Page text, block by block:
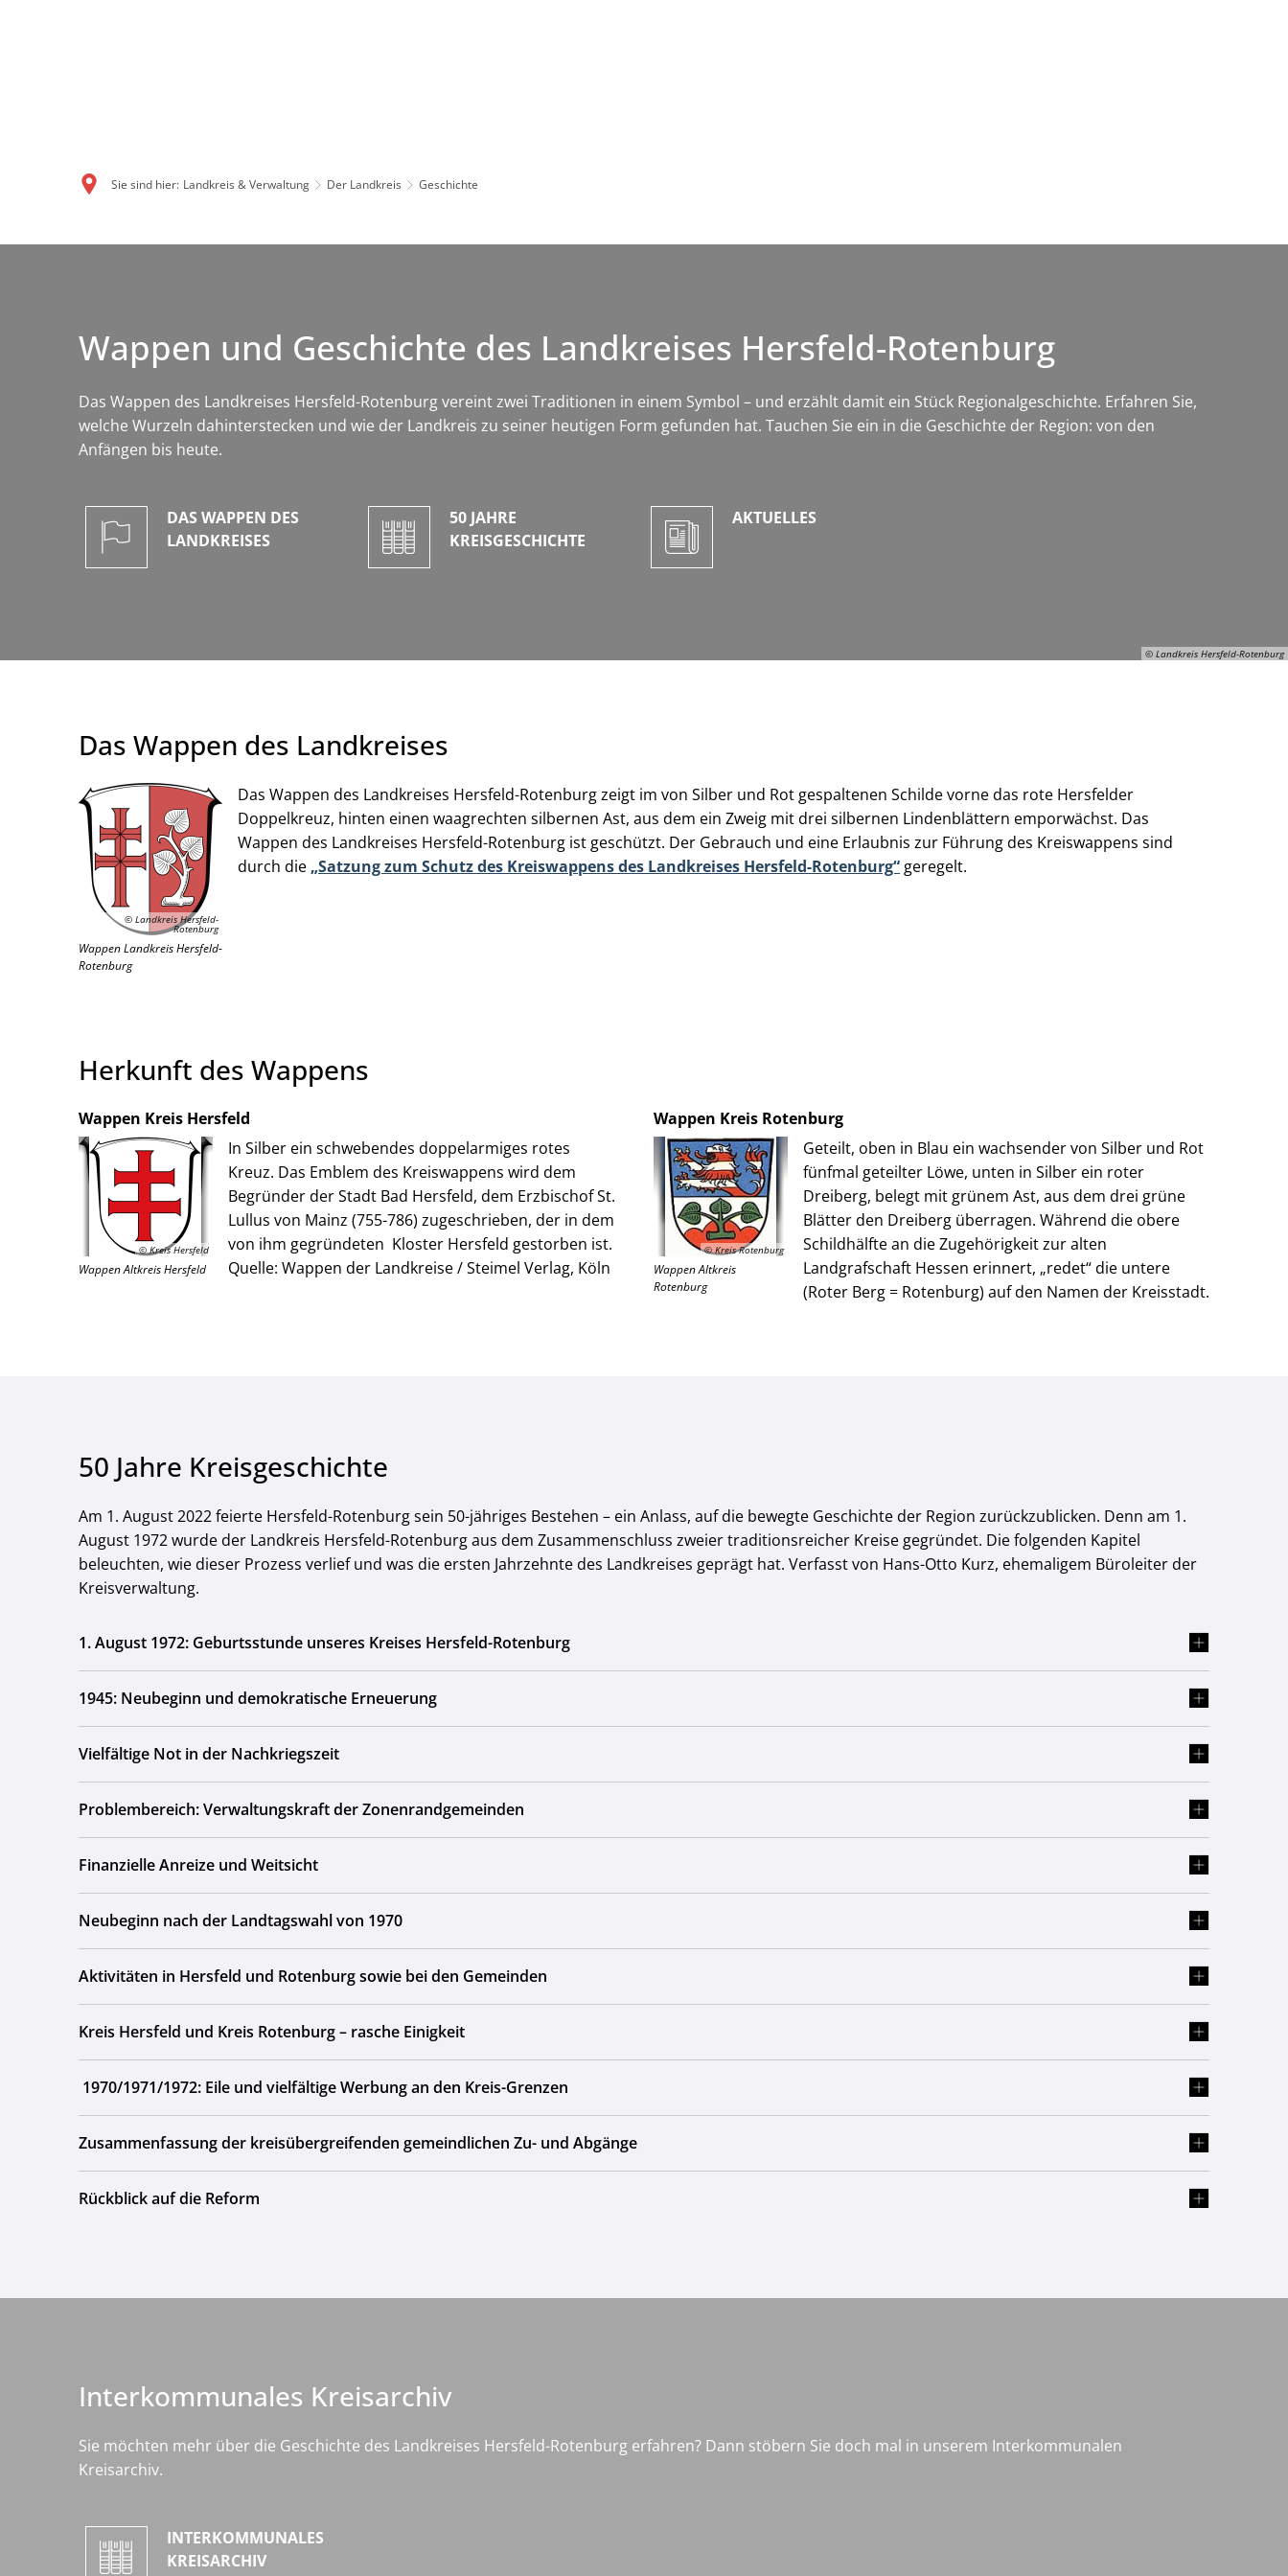
Sie sind hier: Landkreis & Verwaltung Der Landkreis Geschichte
© Landkreis Hersfeld-Rotenburg
Wappen und Geschichte des Landkreises Hersfeld-Rotenburg
Das Wappen des Landkreises Hersfeld-Rotenburg vereint zwei Traditionen in einem Symbol – und erzählt damit ein Stück Regionalgeschichte. Erfahren Sie,
welche Wurzeln dahinterstecken und wie der Landkreis zu seiner heutigen Form gefunden hat. Tauchen Sie ein in die Geschichte der Region: von den
Anfängen bis heute.
DAS WAPPEN DES
LANDKREISES
50 JAHRE
KREISGESCHICHTE
AKTUELLES
Das Wappen des Landkreises
© Landkreis Hersfeld-
Rotenburg
Wappen Landkreis Hersfeld-
Rotenburg
Das Wappen des Landkreises Hersfeld-Rotenburg zeigt im von Silber und Rot gespaltenen Schilde vorne das rote Hersfelder
Doppelkreuz, hinten einen waagrechten silbernen Ast, aus dem ein Zweig mit drei silbernen Lindenblättern emporwächst. Das
Wappen des Landkreises Hersfeld-Rotenburg ist geschützt. Der Gebrauch und eine Erlaubnis zur Führung des Kreiswappens sind
durch die „Satzung zum Schutz des Kreiswappens des Landkreises Hersfeld-Rotenburg“ geregelt.
Herkunft des Wappens
Wappen Kreis Hersfeld
© Kreis Hersfeld
Wappen Altkreis Hersfeld
In Silber ein schwebendes doppelarmiges rotes
Kreuz. Das Emblem des Kreiswappens wird dem
Begründer der Stadt Bad Hersfeld, dem Erzbischof St.
Lullus von Mainz (755-786) zugeschrieben, der in dem
von ihm gegründeten Kloster Hersfeld gestorben ist.
Quelle: Wappen der Landkreise / Steimel Verlag, Köln
Wappen Kreis Rotenburg
© Kreis Rotenburg
Wappen Altkreis
Rotenburg
Geteilt, oben in Blau ein wachsender von Silber und Rot
fünfmal geteilter Löwe, unten in Silber ein roter
Dreiberg, belegt mit grünem Ast, aus dem drei grüne
Blätter den Dreiberg überragen. Während die obere
Schildhälfte an die Zugehörigkeit zur alten
Landgrafschaft Hessen erinnert, „redet“ die untere
(Roter Berg = Rotenburg) auf den Namen der Kreisstadt.
50 Jahre Kreisgeschichte
Am 1. August 2022 feierte Hersfeld-Rotenburg sein 50-jähriges Bestehen – ein Anlass, auf die bewegte Geschichte der Region zurückzublicken. Denn am 1.
August 1972 wurde der Landkreis Hersfeld-Rotenburg aus dem Zusammenschluss zweier traditionsreicher Kreise gegründet. Die folgenden Kapitel
beleuchten, wie dieser Prozess verlief und was die ersten Jahrzehnte des Landkreises geprägt hat. Verfasst von Hans-Otto Kurz, ehemaligem Büroleiter der
Kreisverwaltung.
1. August 1972: Geburtsstunde unseres Kreises Hersfeld-Rotenburg
1945: Neubeginn und demokratische Erneuerung
Vielfältige Not in der Nachkriegszeit
Problembereich: Verwaltungskraft der Zonenrandgemeinden
Finanzielle Anreize und Weitsicht
Neubeginn nach der Landtagswahl von 1970
Aktivitäten in Hersfeld und Rotenburg sowie bei den Gemeinden
Kreis Hersfeld und Kreis Rotenburg – rasche Einigkeit
1970/1971/1972: Eile und vielfältige Werbung an den Kreis-Grenzen
Zusammenfassung der kreisübergreifenden gemeindlichen Zu- und Abgänge
Rückblick auf die Reform
Interkommunales Kreisarchiv
Sie möchten mehr über die Geschichte des Landkreises Hersfeld-Rotenburg erfahren? Dann stöbern Sie doch mal in unserem Interkommunalen
Kreisarchiv.
INTERKOMMUNALES
KREISARCHIV